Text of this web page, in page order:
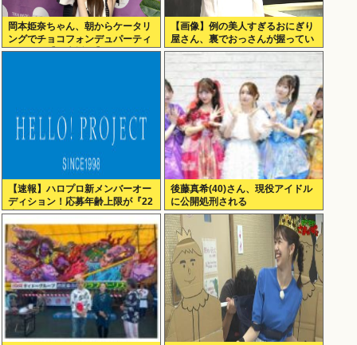
岡本姫奈ちゃん、朝からケータリ
ングでチョコフォンデュパーティ
ー！！！【乃木坂46】
【画像】例の美人すぎるおにぎり
屋さん、裏でおっさんが握ってい
たwww
【速報】ハロプロ新メンバーオー
ディション！応募年齢上限が『22
歳』に引き上げられる
後藤真希(40)さん、現役アイドル
に公開処刑される